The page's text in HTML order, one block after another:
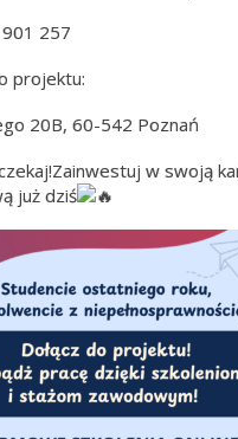
257
projektu:
20B, 60-542 Poznań
w swoją
już dziś